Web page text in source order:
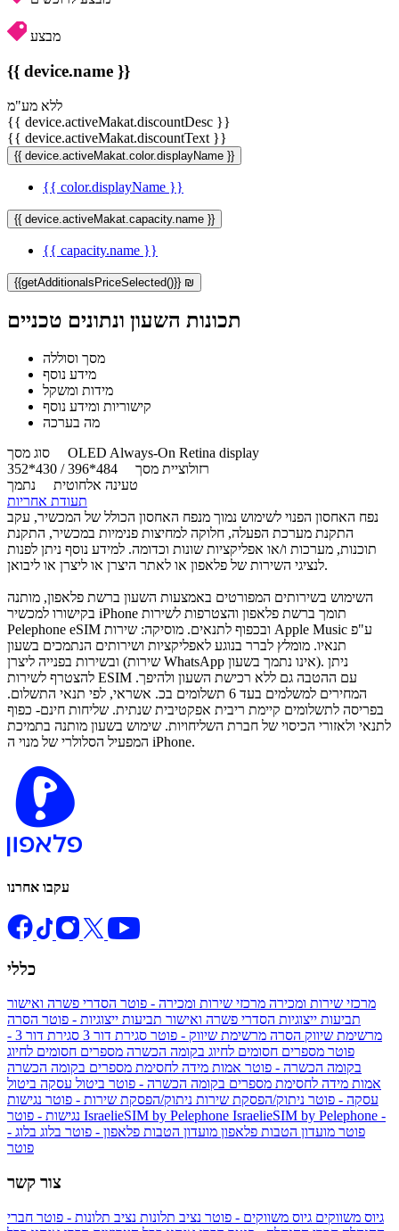
מבצע
{{ device.name }}
ללא מע"מ
{{ device.activeMakat.discountDesc }}
{{ device.activeMakat.discountText }}
{{ device.activeMakat.color.displayName }}
{{ color.displayName }}
{{ device.activeMakat.capacity.name }}
{{ capacity.name }}
{{getAdditionalsPriceSelected()}} ₪
תכונות השעון ונתונים טכניים
מסך וסוללה
מידע נוסף
מידות ומשקל
קישוריות ומידע נוסף
מה בערכה
סוג מסך OLED Always-On Retina display
רזולוציית מסך
טעינה אלחוטית נתמך
תעודת אחריות
נפח האחסון הפנוי לשימוש נמוך מנפח האחסון הכולל של המכשיר, עקב
התקנת מערכת הפעלה, חלוקה למחיצות פנימיות במכשיר, התקנת
תוכנות, מערכות ו/או אפליקציות שונות וכדומה. למידע נוסף ניתן לפנות
לנציגי השירות של פלאפון או לאתר היצרן או ליצרן או ליבואן.
השימוש בשירותים המפורטים באמצעות השעון ברשת פלאפון, מותנה
בקישורו למכשיר iPhone תומך ברשת פלאפון והצטרפות לשירות
Pelephone eSIM ובכפוף לתנאים. מוסיקה: שירות Apple Music ע"פ
תנאיו. מומלץ לברר בנוגע לאפליקציות ושירותים הנתמכים בשעון
ובשירות בפנייה ליצרן (שירות WhatsApp אינו נתמך בשעון). ניתן
להצטרף לשירות ESIM עם ההטבה גם ללא רכישת השעון ולהיפך.
המחירים למשלמים בעד 6 תשלומים בכ. אשראי, לפי תנאי התשלום.
בפריסה לתשלומים קיימת ריבית אפקטיבית שנתית. שליחות חינם- כפוף
לתנאי ולאזורי הכיסוי של חברת השליחויות. שימוש בשעון מותנה בתמיכת
המפעיל הסלולרי של מנוי ה iPhone.
עקבו אחרנו
כללי
מרכזי שירות ומכירה מרכזי שירות ומכירה - פוטר הסדרי פשרה ואישור
תביעות ייצוגיות הסדרי פשרה ואישור תביעות ייצוגיות - פוטר הסרה
מרשימת שיווק הסרה מרשימת שיווק - פוטר סגירת דור 3
סגירת דור 3 -
פוטר מספרים חסומים לחיוג בקומה הכשרה מספרים חסומים לחיוג
בקומה הכשרה - פוטר אמות מידה לחסימת מספרים בקומה הכשרה
אמות מידה לחסימת מספרים בקומה הכשרה - פוטר ביטול עסקה ביטול
עסקה - פוטר ניתוק/הפסקת שירות ניתוק/הפסקת שירות - פוטר נגישות
IsraelieSIM by Pelephone IsraelieSIM by Pelephone -
פוטר מועדון הטבות פלאפון מועדון הטבות פלאפון - פוטר בלוג בלוג -
פוטר
צור קשר
גיוס משווקים גיוס משווקים - פוטר נציב תלונות נציב תלונות - פוטר חברי